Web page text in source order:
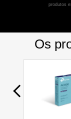
produtos